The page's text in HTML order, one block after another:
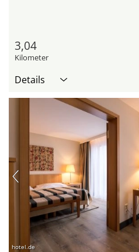
3,04
Kilometer
Details
hotel.de